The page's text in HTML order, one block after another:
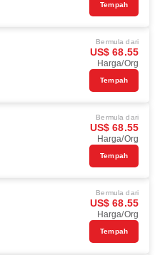
Tempah
Bermula dari
US$ 68.55
Harga/Org
Tempah
Bermula dari
US$ 68.55
Harga/Org
Tempah
Bermula dari
US$ 68.55
Harga/Org
Tempah